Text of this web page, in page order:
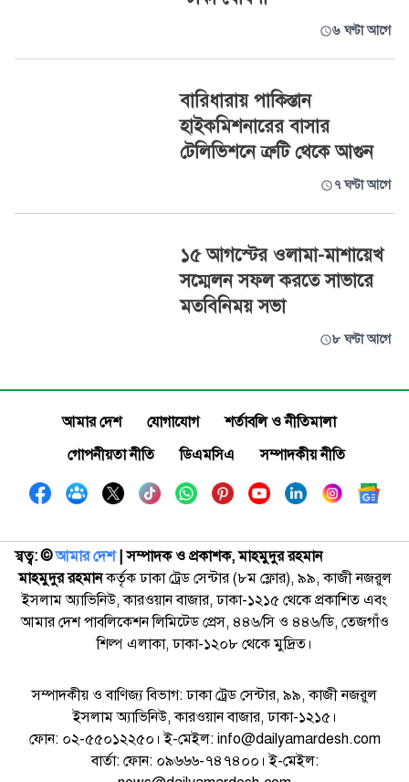
৬ ঘণ্টা আগে
বারিধারায় পাকিস্তান
হাইকমিশনারের বাসার
টেলিভিশনে ত্রুটি থেকে আগুন
৭ ঘণ্টা আগে
১৫ আগস্টের ওলামা-মাশায়েখ
সম্মেলন সফল করতে সাভারে
মতবিনিময় সভা
৮ ঘণ্টা আগে
আমার দেশ যোগাযোগ
শর্তাবলি ও নীতিমালা
গোপনীয়তা নীতি
ডিএমসিএ সম্পাদকীয় নীতি
স্বত্ব: ©️আমার দেশ| সম্পাদক ও প্রকাশক, মাহমুদুর রহমান
মাহমুদুর রহমানকর্তৃক ঢাকা ট্রেড সেন্টার (৮ম ফ্লোর), ৯৯, কাজী নজরুল
ইসলাম অ্যাভিনিউ, কারওয়ান বাজার, ঢাকা-১২১৫ থেকে প্রকাশিত এবং
আমার দেশ পাবলিকেশন লিমিটেড প্রেস, ৪৪৬/সি ও ৪৪৬/ডি, তেজগাঁও
শিল্প এলাকা, ঢাকা-১২০৮ থেকে মুদ্রিত।
সম্পাদকীয় ও বাণিজ্য বিভাগ: ঢাকা ট্রেড সেন্টার, ৯৯, কাজী নজরুল
ইসলাম অ্যাভিনিউ, কারওয়ান বাজার, ঢাকা-১২১৫।
ফোন: ০২-৫৫০১২২৫০। ই-মেইল: info@dailyamardesh.com
বার্তা: ফোন: ০৯৬৬৬-৭৪৭৪০০। ই-মেইল: